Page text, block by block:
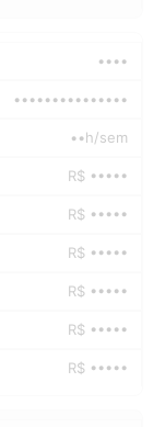
••••
•••••••••••••••
••h/sem
R$ •••••
R$ •••••
R$ •••••
R$ •••••
R$ •••••
R$ •••••